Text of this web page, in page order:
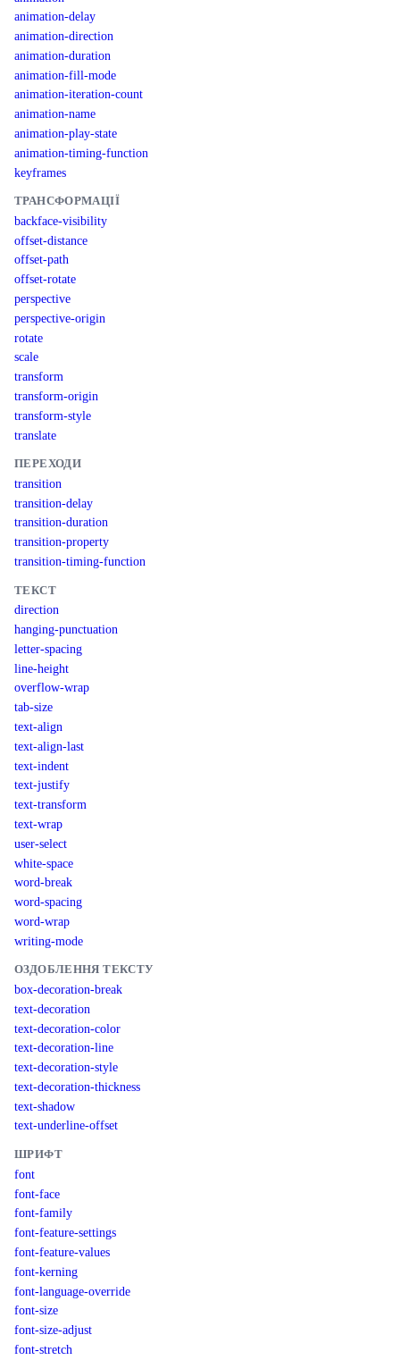
animation-delay
animation-direction
animation-duration
animation-fill-mode
animation-iteration-count
animation-name
animation-play-state
animation-timing-function
keyframes
ТРАНСФОРМАЦІЇ
backface-visibility
offset-distance
offset-path
offset-rotate
perspective
perspective-origin
rotate
scale
transform
transform-origin
transform-style
translate
ПЕРЕХОДИ
transition
transition-delay
transition-duration
transition-property
transition-timing-function
ТЕКСТ
direction
hanging-punctuation
letter-spacing
line-height
overflow-wrap
tab-size
text-align
text-align-last
text-indent
text-justify
text-transform
text-wrap
user-select
white-space
word-break
word-spacing
word-wrap
writing-mode
ОЗДОБЛЕННЯ ТЕКСТУ
box-decoration-break
text-decoration
text-decoration-color
text-decoration-line
text-decoration-style
text-decoration-thickness
text-shadow
text-underline-offset
ШРИФТ
font
font-face
font-family
font-feature-settings
font-feature-values
font-kerning
font-language-override
font-size
font-size-adjust
font-stretch